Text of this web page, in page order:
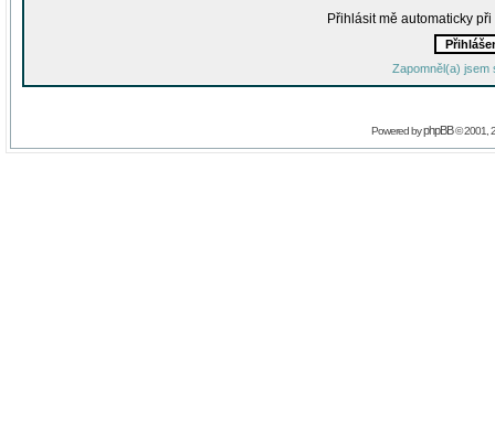
Přihlásit mě automaticky
Zapomněl(a) jsem
Powered byphpBB© 2001,